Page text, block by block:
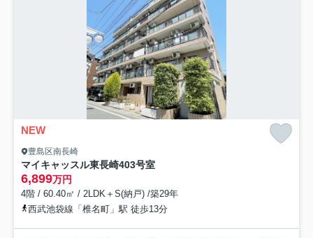
NEW
豊島区南長崎
マイキャッスル東長崎403号室
6,899万円
4階 / 60.40㎡ / 2LDK＋S(納戸) /築29年
西武池袋線「椎名町」駅 徒歩13分